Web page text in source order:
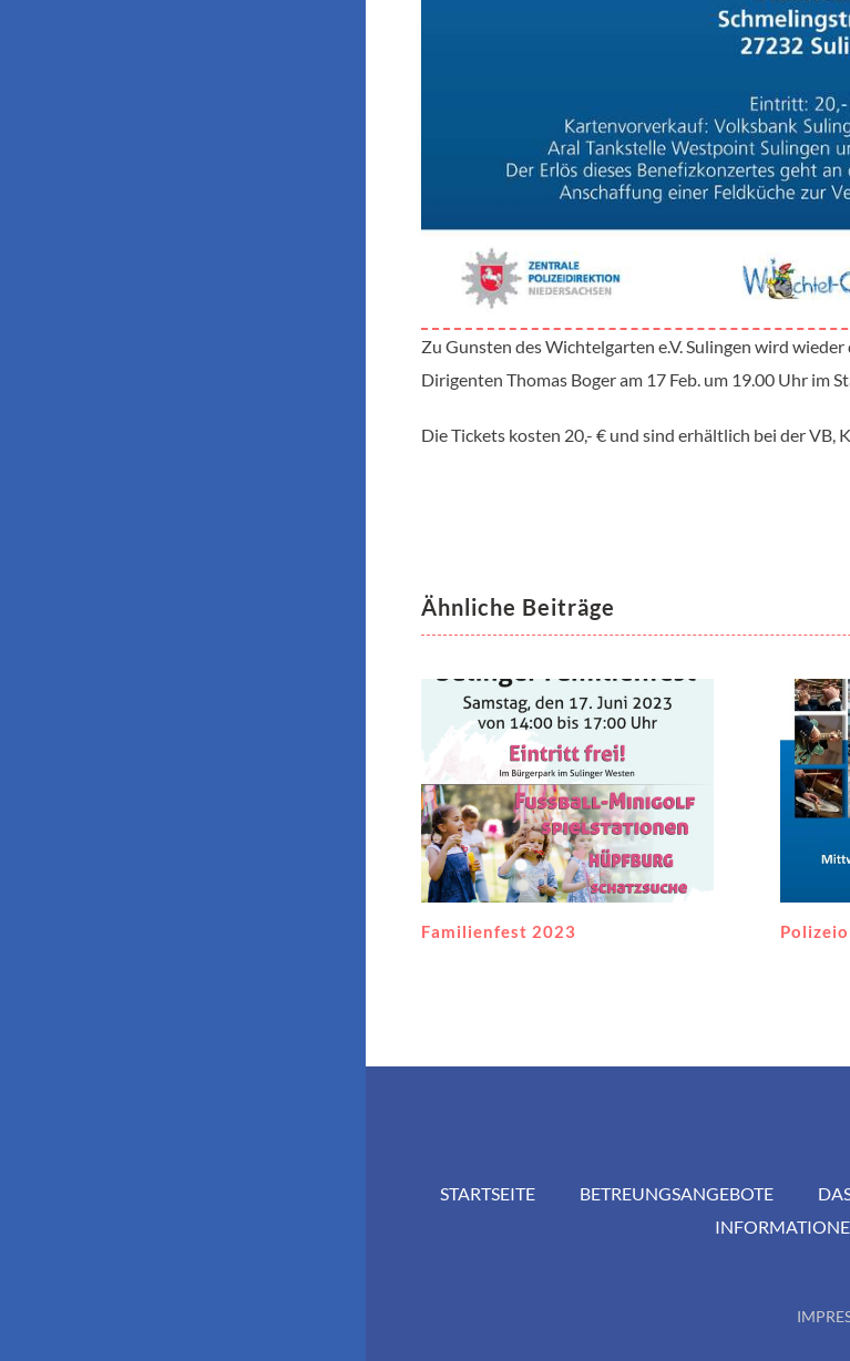
Zu Gunsten des Wichtelgarten e.V. Sulingen wird
Dirigenten Thomas Boger am 17 Feb. um 19.00 Uhr im
Die Tickets kosten 20,- € und sind erhältlich bei der VB,
Ähnliche Beiträge
Polizeiorchesta-2022 Eine
STARTSEITE BETREUNGSANGEBOTE